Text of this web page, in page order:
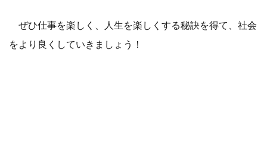
ぜひ仕事を楽しく、人生を楽しくする秘訣を得て、社会
をより良くしていきましょう！